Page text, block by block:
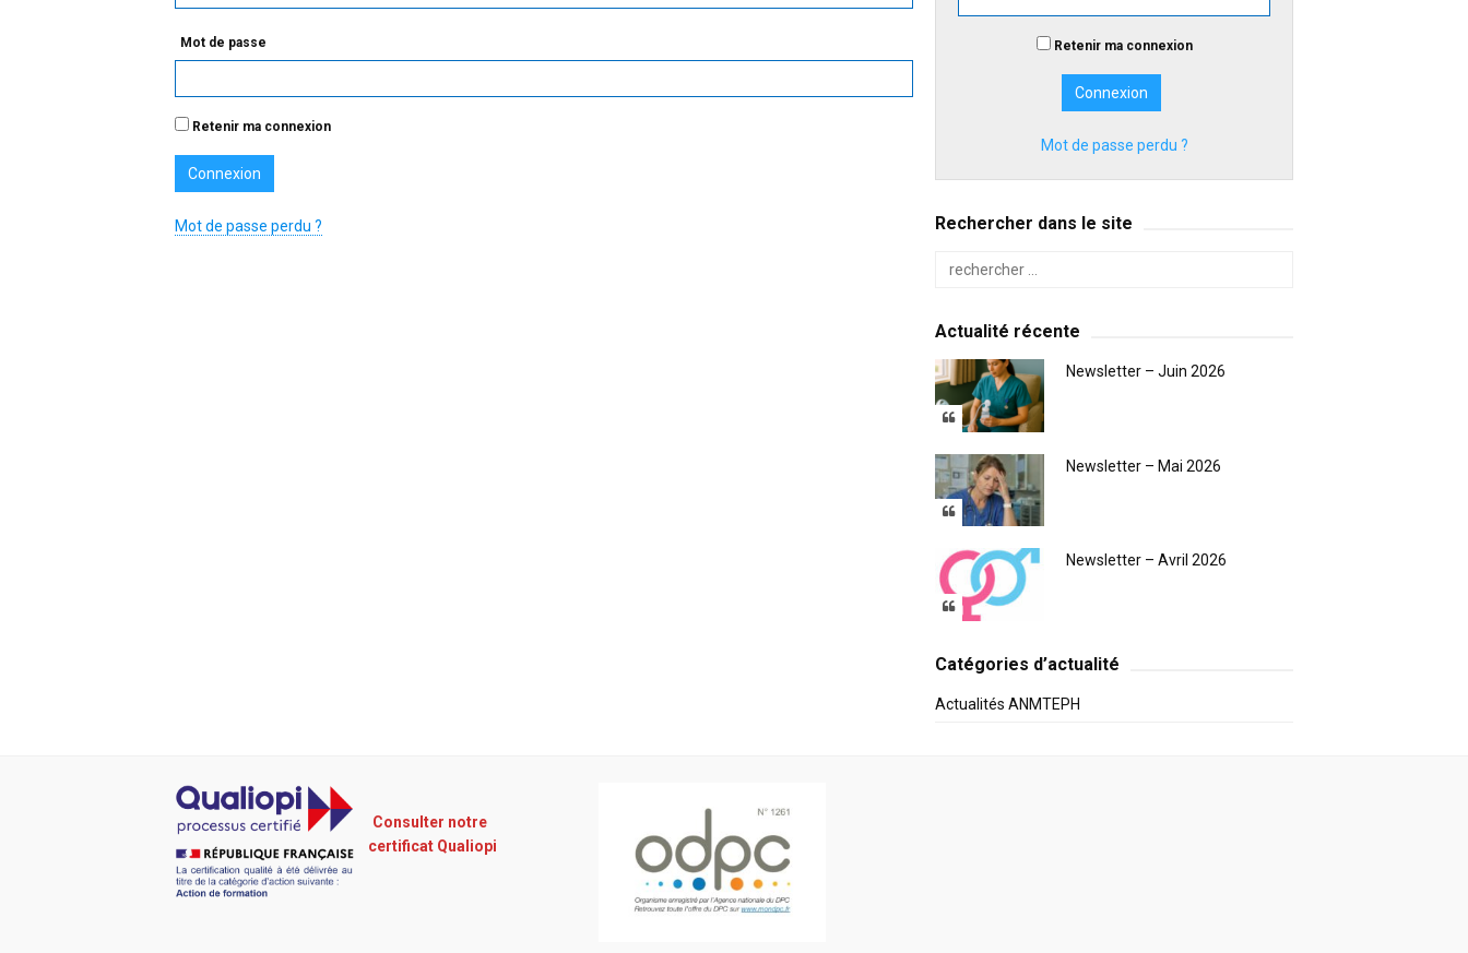
Mot de passe
Retenir ma connexion
Mot de passe perdu ?
Retenir ma connexion
Mot de passe perdu ?
Rechercher dans le site
Actualité récente
Newsletter – Juin 2026
Newsletter – Mai 2026
Newsletter – Avril 2026
Catégories d’actualité
Actualités ANMTEPH
Consulter notre
certificat Qualiopi